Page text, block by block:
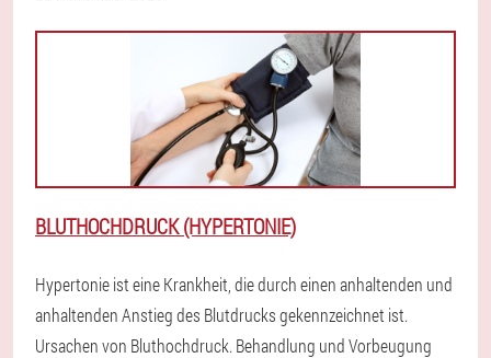
BLUTHOCHDRUCK (HYPERTONIE)
Hypertonie ist eine Krankheit, die durch einen anhaltenden und
anhaltenden Anstieg des Blutdrucks gekennzeichnet ist.
Ursachen von Bluthochdruck. Behandlung und Vorbeugung